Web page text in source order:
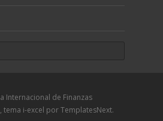
Internacional de Finanzas
, tema i-excel por TemplatesNext.